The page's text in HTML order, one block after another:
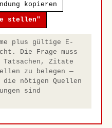
kopieren
stellen"
plus gültige E-
Die Frage muss
Zitate
zu belegen —
die nötigen Quellen
sind